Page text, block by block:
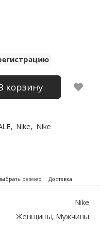
корзину
, Nike, Nike
размер Доставка
Nike
Женщины, Мужчины